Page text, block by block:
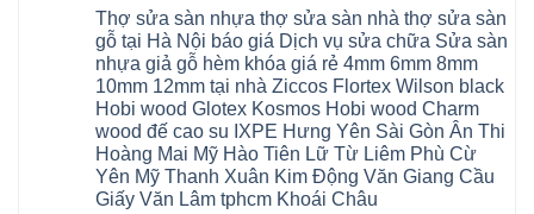
Quảng
Ninh
Thanh
Miện
Nghệ
An
Thanh
Hà
Bình
Thái
Bình
Thanh
Glotex
có
tốt
không
sàn
nhựa
glotex
nước
nào
Hà
Nội
ngủ
tại
Hà
Nội
cửa
composite
báo
giá
rẻ
Bắc
Ninh
Thanh
Xuân
bình
luận
ở
Cửa
nhựa
nhà
vệ
sinh
tại
Hà
Nội
giá
Thợ sửa sàn nhựa thợ sửa sàn nhà thợ sửa sàn
gỗ tại Hà Nội báo giá Dịch vụ sửa chữa Sửa sàn
nhựa giả gỗ hèm khóa giá rẻ 4mm 6mm 8mm
10mm 12mm tại nhà Ziccos Flortex Wilson black
Hobi wood Glotex Kosmos Hobi wood Charm
wood đế cao su IXPE Hưng Yên Sài Gòn Ân Thi
Hoàng Mai Mỹ Hào Tiên Lữ Từ Liêm Phù Cừ
Yên Mỹ Thanh Xuân Kim Động Văn Giang Cầu
Giấy Văn Lâm tphcm Khoái Châu